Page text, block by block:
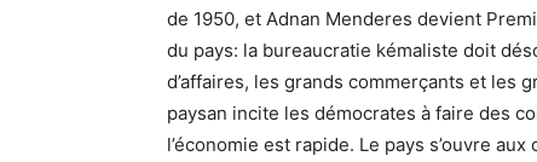
de 1950, et Adnan Menderes devient
du pays: la bureaucratie kémaliste doit
d’affaires, les grands commerçants et les
paysan incite les démocrates à faire des
l’économie est rapide. Le pays s’ouvre